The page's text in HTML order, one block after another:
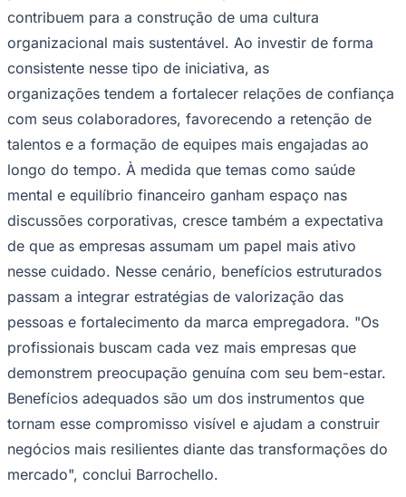
Goiás
Para Barrochello, os benefícios corporativos devem ser
encarados como parte de uma política mais ampla de
cuidado com as pessoas. "Hoje, falar de benefícios é
falar de qualidade de vida. As empresas estão
percebendo que apoiar o equilíbrio financeiro e
emocional dos colaboradores gera impactos positivos
para todos os envolvidos, criando ambientes mais
saudáveis e produtivos", destaca.
Benefícios fortalecem cultura organizacional no
longo prazo
Além dos impactos imediatos sobre o bem-estar dos
profissionais, os benefícios corporativos também
contribuem para a construção de uma cultura
organizacional mais sustentável. Ao investir de forma
consistente nesse tipo de iniciativa, as